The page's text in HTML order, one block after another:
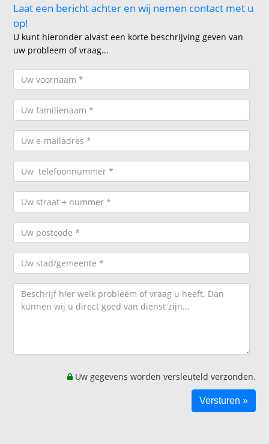
Laat een bericht achter en wij nemen contact met u
op!
U kunt hieronder alvast een korte beschrijving geven van
uw probleem of vraag...
Uw gegevens worden versleuteld verzonden.